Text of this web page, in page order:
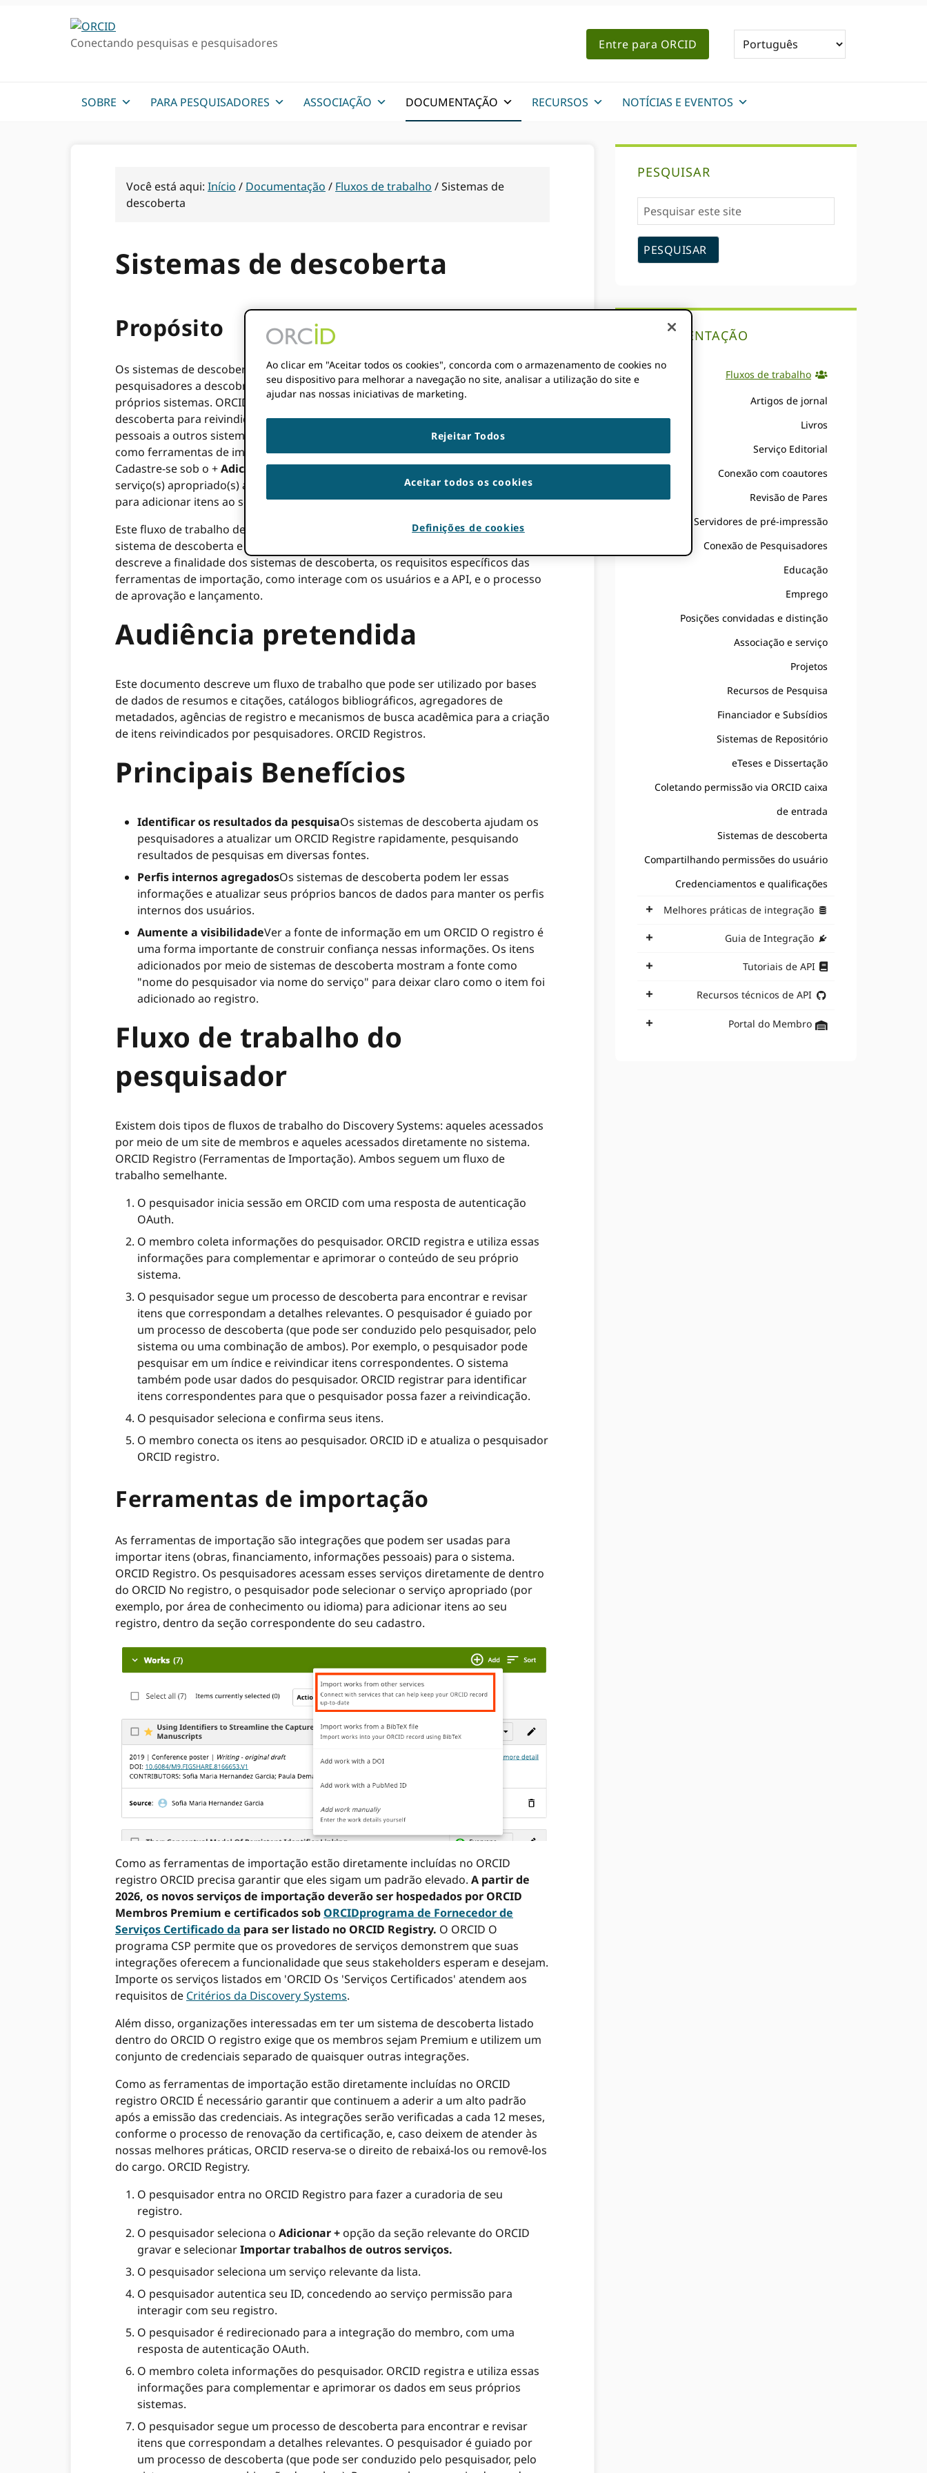
Conectando pesquisas e pesquisadores Entre para ORCID
SOBRE PARA PESQUISADORES ASSOCIAÇÃO DOCUMENTAÇÃO RECURSOS NOTÍCIAS E EVENTOS
Você está aqui: Início / Documentação / Fluxos de trabalho /Sistemas de
descoberta
Sistemas de descoberta
Propósito
Os sistemas de descoberta são integrações de membros que ajudam os
pesquisadores a descobrir e conectar-se com suas atividades a partir de seus
próprios sistemas. ORCID registro. Os pesquisadores podem usar sistemas de
descoberta para reivindicar e adicionar trabalhos, financiamento e informações
pessoais a outros sistemas. Os sistemas de descoberta selecionados, conhecidos
como ferramentas de importação, estão listados na seção relevante do ORCID
Cadastre-se sob o +Adicionemenu suspenso. O pesquisador pode selecionar o(s)
serviço(s) apropriado(s) a serem usados ​​(por exemplo, por disciplina ou idioma)
para adicionar itens ao seu registro.
Este fluxo de trabalho detalha como ORCID Os membros podem integrar um
sistema de descoberta e os requisitos a serem incluídos no ORCID Registro. Ele
descreve a finalidade dos sistemas de descoberta, os requisitos específicos das
ferramentas de importação, como interage com os usuários e a API, e o processo
de aprovação e lançamento.
Audiência pretendida
Este documento descreve um fluxo de trabalho que pode ser utilizado por bases
de dados de resumos e citações, catálogos bibliográficos, agregadores de
metadados, agências de registro e mecanismos de busca acadêmica para a criação
de itens reivindicados por pesquisadores. ORCID Registros.
Principais Benefícios
Identificar os resultados da pesquisaOs sistemas de descoberta ajudam os
pesquisadores a atualizar um ORCID Registre rapidamente, pesquisando
resultados de pesquisas em diversas fontes.
Perfis internos agregadosOs sistemas de descoberta podem ler essas
informações e atualizar seus próprios bancos de dados para manter os perfis
internos dos usuários.
Aumente a visibilidadeVer a fonte de informação em um ORCID O registro é
uma forma importante de construir confiança nessas informações. Os itens
adicionados por meio de sistemas de descoberta mostram a fonte como
"nome do pesquisador via nome do serviço" para deixar claro como o item foi
adicionado ao registro.
Fluxo de trabalho do
pesquisador
Existem dois tipos de fluxos de trabalho do Discovery Systems: aqueles acessados ​​
por meio de um site de membros e aqueles acessados ​​diretamente no sistema.
ORCID Registro (Ferramentas de Importação). Ambos seguem um fluxo de
trabalho semelhante.
O pesquisador inicia sessão em ORCID com uma resposta de autenticação
OAuth.
O membro coleta informações do pesquisador. ORCID registra e utiliza essas
informações para complementar e aprimorar o conteúdo de seu próprio
sistema.
O pesquisador segue um processo de descoberta para encontrar e revisar
itens que correspondam a detalhes relevantes. O pesquisador é guiado por
um processo de descoberta (que pode ser conduzido pelo pesquisador, pelo
sistema ou uma combinação de ambos). Por exemplo, o pesquisador pode
pesquisar em um índice e reivindicar itens correspondentes. O sistema
também pode usar dados do pesquisador. ORCID registrar para identificar
itens correspondentes para que o pesquisador possa fazer a reivindicação.
O pesquisador seleciona e confirma seus itens.
O membro conecta os itens ao pesquisador. ORCID iD e atualiza o pesquisador
ORCID registro.
Ferramentas de importação
As ferramentas de importação são integrações que podem ser usadas para
importar itens (obras, financiamento, informações pessoais) para o sistema.
ORCID Registro. Os pesquisadores acessam esses serviços diretamente de dentro
do ORCID No registro, o pesquisador pode selecionar o serviço apropriado (por
exemplo, por área de conhecimento ou idioma) para adicionar itens ao seu
registro, dentro da seção correspondente do seu cadastro.
Como as ferramentas de importação estão diretamente incluídas no ORCID
registro ORCID precisa garantir que eles sigam um padrão elevado. A partir de
2026, os novos serviços de importação deverão ser hospedados por ORCID
Membros Premium e certificados sobORCIDprograma de Fornecedor de
Serviços Certificado da para ser listado no ORCID Registry. O ORCID O
programa CSP permite que os provedores de serviços demonstrem que suas
integrações oferecem a funcionalidade que seus stakeholders esperam e desejam.
Importe os serviços listados em 'ORCID Os 'Serviços Certificados' atendem aos
requisitos de Critérios da Discovery Systems.
Além disso, organizações interessadas em ter um sistema de descoberta listado
dentro do ORCID O registro exige que os membros sejam Premium e utilizem um
conjunto de credenciais separado de quaisquer outras integrações.
Como as ferramentas de importação estão diretamente incluídas no ORCID
registro ORCID É necessário garantir que continuem a aderir a um alto padrão
após a emissão das credenciais. As integrações serão verificadas a cada 12 meses,
conforme o processo de renovação da certificação, e, caso deixem de atender às
nossas melhores práticas, ORCID reserva-se o direito de rebaixá-los ou removê-los
do cargo. ORCID Registry.
O pesquisador entra no ORCID Registro para fazer a curadoria de seu
registro.
O pesquisador seleciona o Adicionar + opção da seção relevante do ORCID
gravar e selecionarImportar trabalhos de outros serviços.
O pesquisador seleciona um serviço relevante da lista.
O pesquisador autentica seu ID, concedendo ao serviço permissão para
interagir com seu registro.
O pesquisador é redirecionado para a integração do membro, com uma
resposta de autenticação OAuth.
O membro coleta informações do pesquisador. ORCID registra e utiliza essas
informações para complementar e aprimorar os dados em seus próprios
sistemas.
O pesquisador segue um processo de descoberta para encontrar e revisar
itens que correspondam a detalhes relevantes. O pesquisador é guiado por
um processo de descoberta (que pode ser conduzido pelo pesquisador, pelo
primária
PESQUISAR
Pesquisar
este
site
DOCUMENTAÇÃO
Fluxos de trabalho
Artigos de jornal
Livros
Serviço Editorial
Conexão com coautores
Revisão de Pares
Servidores de pré-impressão
Conexão de Pesquisadores
Educação
Emprego
Posições convidadas e distinção
Associação e serviço
Projetos
Recursos de Pesquisa
Financiador e Subsídios
Sistemas de Repositório
eTeses e Dissertação
Coletando permissão via ORCID caixa
de entrada
Sistemas de descoberta
Compartilhando permissões do usuário
Credenciamentos e qualificações
Melhores práticas de integração
Guia de Integração
Tutoriais de API
Recursos técnicos de API
Portal do Membro
Ao clicar em "Aceitar todos os cookies", concorda com o armazenamento de cookies no
seu dispositivo para melhorar a navegação no site, analisar a utilização do site e
ajudar nas nossas iniciativas de marketing.
Rejeitar Todos
Aceitar todos os cookies
Definições de cookies